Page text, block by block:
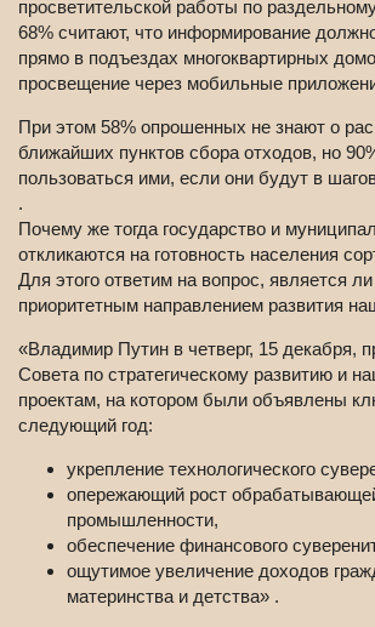
просветительской работы по
68% считают, что информирование
прямо в подъездах многоквартирных
просвещение через мобильные
При этом 58% опрошенных не знают о
ближайших пунктов сбора отходов, но
пользоваться ими, если они будут в
.
Почему же тогда государство и
откликаются на готовность населения
Для этого ответим на вопрос, является ли
приоритетным направлением развития
«Владимир Путин в четверг, 15 декабря,
Совета по стратегическому развитию и
проектам, на котором были объявлены
следующий год:
укрепление технологического
опережающий рост
промышленности,
обеспечение финансового
ощутимое увеличение доходов
материнства и детства» .